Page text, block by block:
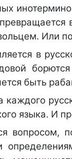
Или
в
быть
каждого
языка. И
вопросом,